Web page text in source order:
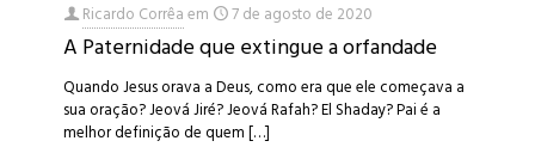
Ricardo Corrêaem 7 de agosto de 2020
A Paternidade que extingue a orfandade
Quando Jesus orava a Deus, como era que ele começava a
sua oração? Jeová Jiré? Jeová Rafah? El Shaday? Pai é a
melhor definição de quem[…]